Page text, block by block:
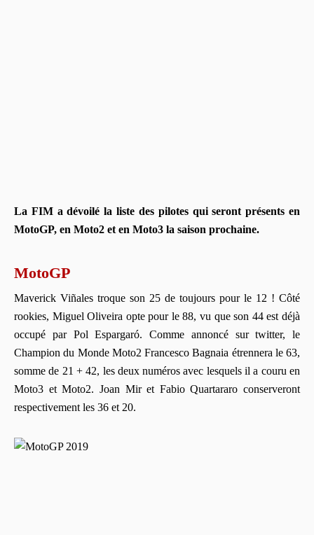
La FIM a dévoilé la liste des pilotes qui seront présents en
MotoGP, en Moto2 et en Moto3 la saison prochaine.
MotoGP
Maverick Viñales troque son 25 de toujours pour le 12 ! Côté
rookies, Miguel Oliveira opte pour le 88, vu que son 44 est déjà
occupé par Pol Espargaró. Comme annoncé sur twitter, le
Champion du Monde Moto2 Francesco Bagnaia étrennera le 63,
somme de 21 + 42, les deux numéros avec lesquels il a couru en
Moto3 et Moto2. Joan Mir et Fabio Quartararo conserveront
respectivement les 36 et 20.